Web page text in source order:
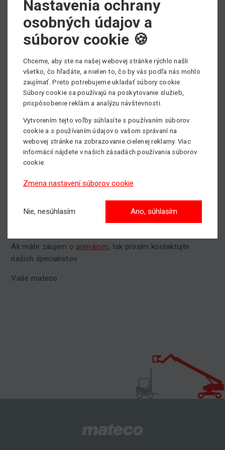
zvládala prácu aj v stiesnených priestoroch, čo
umožňuje jednoduchý pohyb a presné ovládanie aj na
náročnejších miestach.
vybavená intuitívnym ovládacím panelom, ktorý
zaručuje ľahkú manipuláciu s plošinou. Priestranný a
pohodlný kôs zaručuje bezpečnú prácu aj pri dlhšom
používaní.
Nízke prevádzkové náklady
: Elektrický pohon
znamená menej údržby a nižšie náklady na prevádzku,
čo zvyšuje efektivitu práce a spoľahlivosť stroja.
Tento nový model rozširuje naše možnosti a pomáha
zvládnete aj tie najnáročnejšie úlohy vo výškach s
Viac informácií o plošine Manitou 150 AETJ-Cnájdete na
Ak máte záujem o prenájom, tak prosím kontaktujte
našich špecialistov.
Vaše mateco.
Nastavenia ochrany
osobných údajov a
súborov cookie 🍪
Chceme, aby ste na našej webovej stránke rýchlo našli
všetko, čo hľadáte, a nielen to, čo by vás podľa nás mohlo
zaujímať. Preto potrebujeme ukladať súbory cookie.
Súbory cookie sa používajú na poskytovanie služieb,
prispôsobenie reklám a analýzu návštevnosti.
Vytvorením tejto voľby súhlasíte s používaním súborov
cookie a s používaním údajov o vašom správaní na
webovej stránke na zobrazovanie cielenej reklamy. Viac
informácií nájdete v našich zásadách používania súborov
cookie.
Zmena nastavení súborov cookie
Nie, nesúhlasím Ano, súhlasím